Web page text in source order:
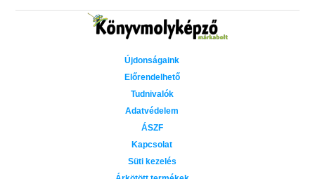
Újdonságaink
Előrendelhető
Tudnivalók
Adatvédelem
ÁSZF
Kapcsolat
Süti kezelés